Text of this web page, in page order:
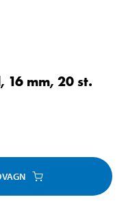
16 mm, 20 st.